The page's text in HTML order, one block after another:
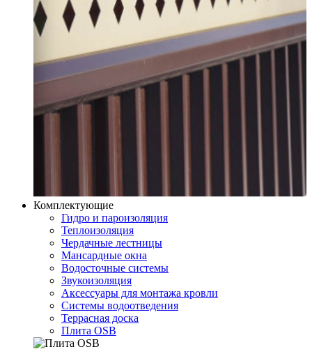
Комплектующие
Гидро и пароизоляция
Теплоизоляция
Чердачные лестницы
Мансардные окна
Водосточные системы
Звукоизоляция
Аксессуары для монтажа кровли
Системы водоотведения
Террасная доска
Плита OSB